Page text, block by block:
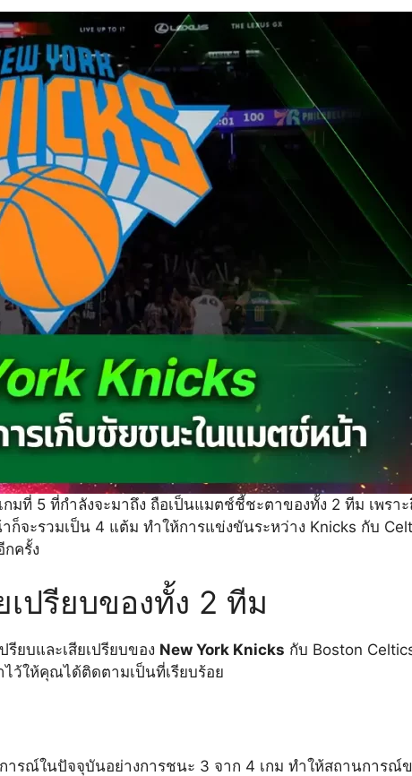
กมที่ 5 ที่กำลังจะมาถึง ถือเป็นแมตช์ชี้ชะตาของทั้ง 2 ทีม เพรา
จะรวมเป็น 4 แต้ม ทำให้การแข่งขันระหว่าง Knicks กับ
ครั้ง
เปรียบของทั้ง 2 ทีม
ยบและเสียเปรียบของ New York Knicks กับ Boston
ไว้ให้คุณได้ติดตามเป็นที่เรียบร้อย
ารณ์ในปัจจุบันอย่างการชนะ 3 จาก 4 เกม ทำให้สถานการณ์